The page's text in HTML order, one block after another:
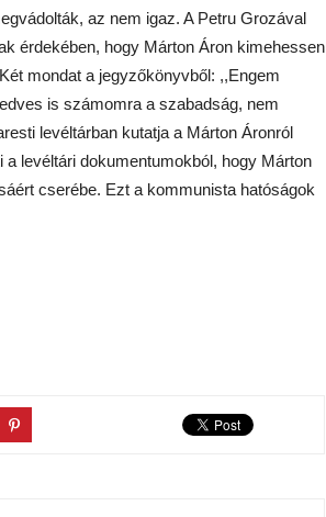
az nem igaz. A Petru Grozával
érdekében, hogy Márton Áron kimehessen
mondat a jegyzőkönyvből: ,,Engem
is számomra a szabadság, nem
levéltárban kutatja a Márton Áronról
levéltári dokumentumokból, hogy Márton
cserébe. Ezt a kommunista hatóságok